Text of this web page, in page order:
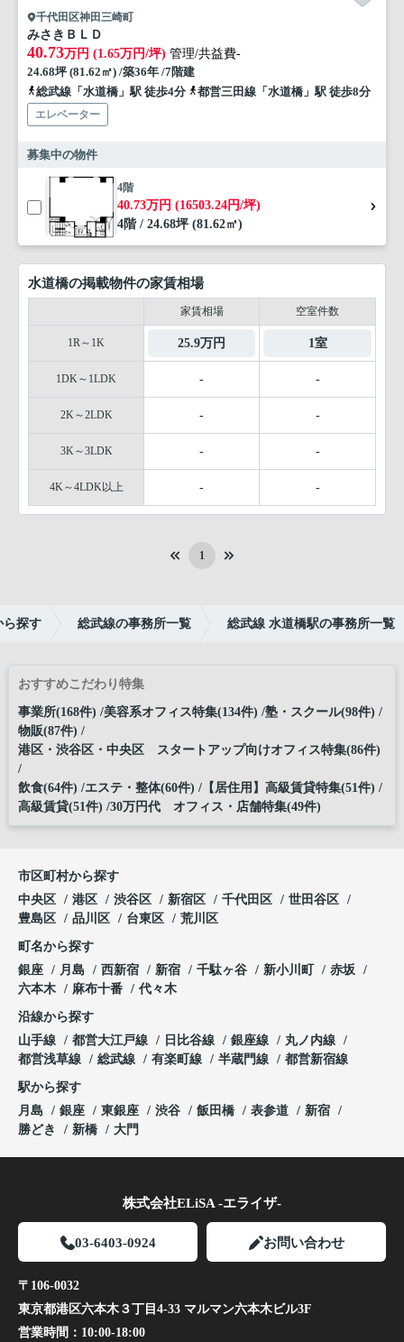
千代田区神田三崎町
みさきＢＬＤ
40.73万円 (1.65万円/坪) 管理/共益費-
24.68坪 (81.62㎡) /築36年 /7階建
総武線「水道橋」駅 徒歩4分
都営三田線「水道橋」駅 徒歩8分
エレベーター
募集中の物件
4階
40.73万円 (16503.24円/坪)
4階 / 24.68坪 (81.62㎡)
水道橋の掲載物件の家賃相場
家賃相場 空室件数
1R～1K 25.9万円 1室
1DK～1LDK - -
2K～2LDK - -
3K～3LDK - -
4K～4LDK以上 - -
1
ら探す 総武線の事務所一覧 総武線 水道橋駅の事務所一覧
おすすめこだわり特集
事業所(168件) 美容系オフィス特集(134件) 塾・スクール(98件)
物販(87件)
港区・渋谷区・中央区 スタートアップ向けオフィス特集(86件)
飲食(64件) エステ・整体(60件) 【居住用】高級賃貸特集(51件)
高級賃貸(51件) 30万円代 オフィス・店舗特集(49件)
市区町村から探す
中央区
港区 渋谷区 新宿区 千代田区
世田谷区
豊島区
品川区 台東区 荒川区
町名から探す
銀座
月島 西新宿 新宿 千駄ヶ谷 新小川町
赤坂
六本木
麻布十番 代々木
沿線から探す
山手線
都営大江戸線 日比谷線 銀座線
丸ノ内線
都営浅草線
総武線 有楽町線 半蔵門線 都営新宿線
駅から探す
月島
銀座 東銀座 渋谷 飯田橋 表参道
新宿
勝どき
新橋 大門
株式会社ELiSA -エライザ-
03-6403-0924 お問い合わせ
〒106-0032
東京都港区六本木３丁目4-33 マルマン六本木ビル3F
営業時間： 10:00-18:00